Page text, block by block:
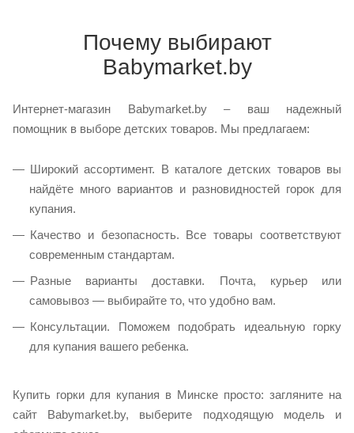
Почему выбирают
Babymarket.by
Интернет-магазин Babymarket.by – ваш надежный
помощник в выборе детских товаров. Мы предлагаем:
Широкий ассортимент. В каталоге детских товаров вы
найдёте много вариантов и разновидностей горок для
купания.
Качество и безопасность. Все товары соответствуют
современным стандартам.
Разные варианты доставки. Почта, курьер или
самовывоз — выбирайте то, что удобно вам.
Консультации. Поможем подобрать идеальную горку
для купания вашего ребенка.
Купить горки для купания в Минске просто: загляните на
сайт Babymarket.by, выберите подходящую модель и